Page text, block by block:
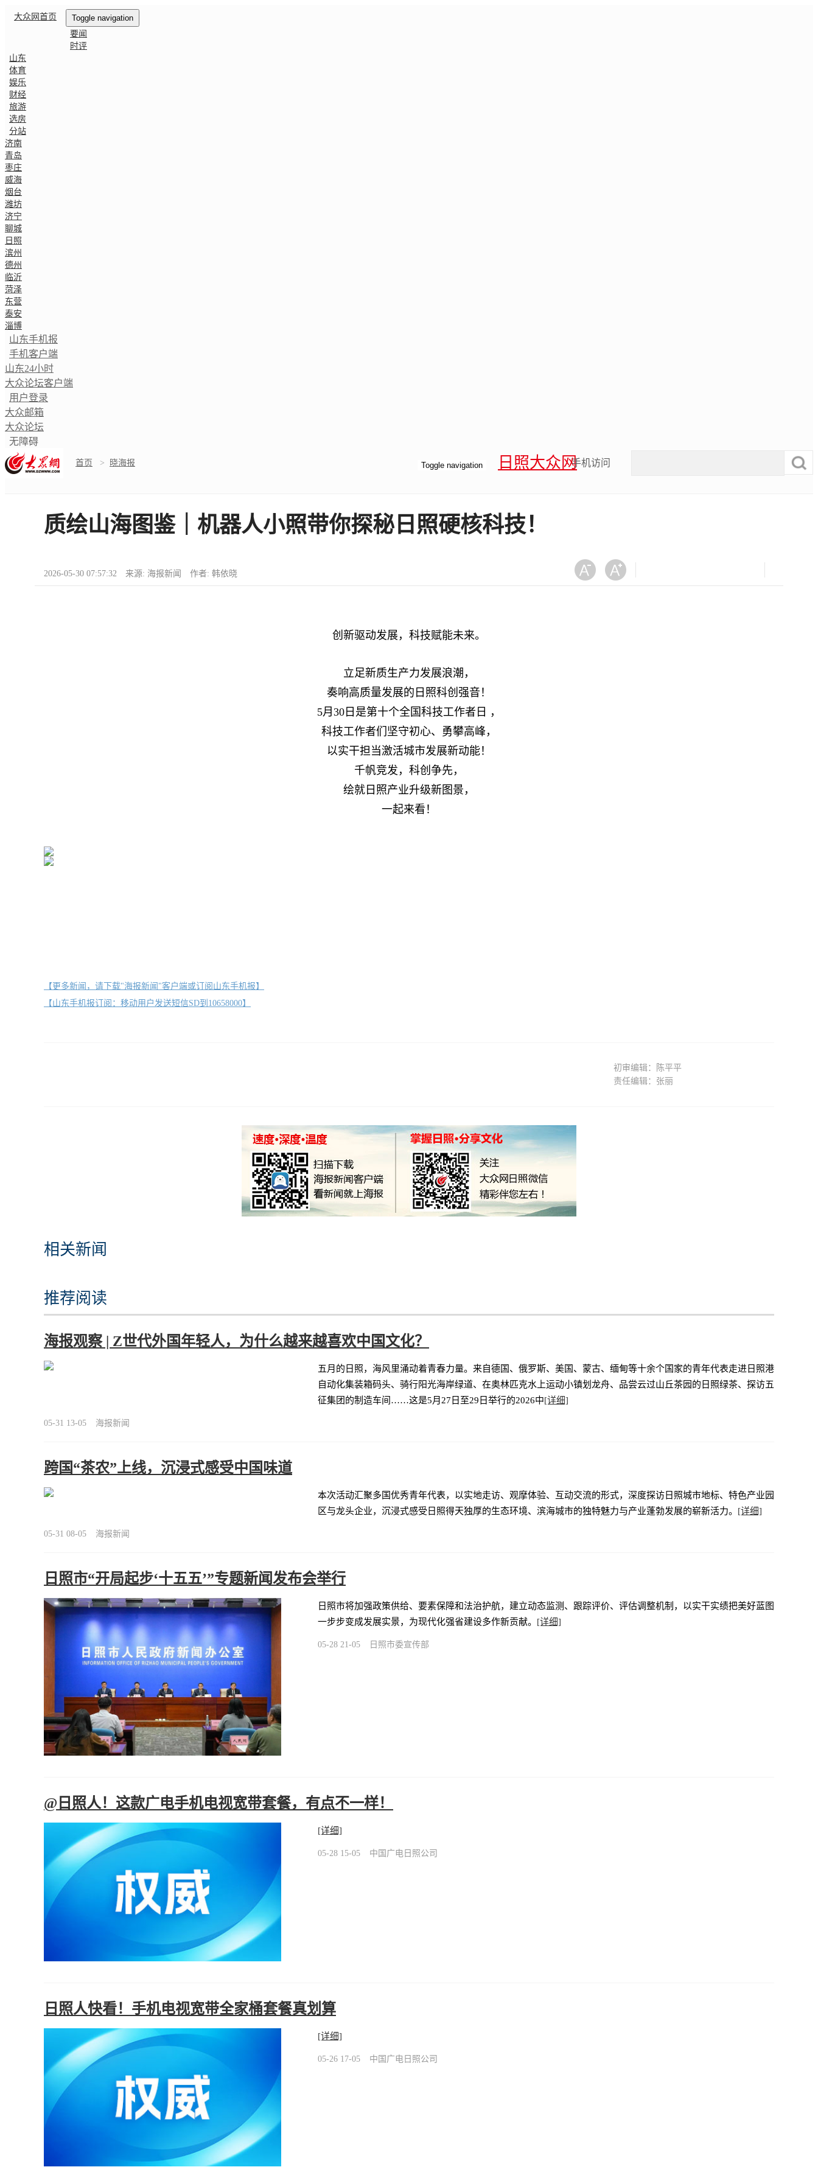
Toggle navigation
大众网首页
要闻
时评
山东
体育
娱乐
财经
旅游
选房
分站
济南
青岛
枣庄
威海
烟台
潍坊
济宁
聊城
日照
滨州
德州
临沂
菏泽
东营
泰安
淄博
山东手机报
手机客户端
山东24小时
大众论坛客户端
用户登录
大众邮箱
大众论坛
无障碍
Toggle navigation 日照大众网
首页 > 晓海报 手机访问
质绘山海图鉴｜机器人小照带你探秘日照硬核科技！
2026-05-30 07:57:32 来源: 海报新闻 作者: 韩依晓
创新驱动发展，科技赋能未来。
立足新质生产力发展浪潮，
奏响高质量发展的日照科创强音！
5月30日是第十个全国科技工作者日 ，
科技工作者们坚守初心、勇攀高峰，
以实干担当激活城市发展新动能！
千帆竞发，科创争先，
绘就日照产业升级新图景，
一起来看！
【更多新闻，请下载"海报新闻"客户端或订阅山东手机报】
【山东手机报订阅：移动用户发送短信SD到10658000】
初审编辑：陈平平
责任编辑：张丽
相关新闻
推荐阅读
海报观察 | Z世代外国年轻人，为什么越来越喜欢中国文化？
五月的日照，海风里涌动着青春力量。来自德国、俄罗斯、美国、蒙古、缅甸等十余个国家的青年代表走进日照港
自动化集装箱码头、骑行阳光海岸绿道、在奥林匹克水上运动小镇划龙舟、品尝云过山丘茶园的日照绿茶、探访五
征集团的制造车间……这是5月27日至29日举行的2026中[详细]
05-31 13-05 海报新闻
跨国“茶农”上线，沉浸式感受中国味道
本次活动汇聚多国优秀青年代表，以实地走访、观摩体验、互动交流的形式，深度探访日照城市地标、特色产业园
区与龙头企业，沉浸式感受日照得天独厚的生态环境、滨海城市的独特魅力与产业蓬勃发展的崭新活力。 [详细]
05-31 08-05 海报新闻
日照市“开局起步‘十五五’”专题新闻发布会举行
日照市将加强政策供给、要素保障和法治护航，建立动态监测、跟踪评价、评估调整机制，以实干实绩把美好蓝图
一步步变成发展实景，为现代化强省建设多作新贡献。 [详细]
05-28 21-05 日照市委宣传部
@日照人！这款广电手机电视宽带套餐，有点不一样！
[详细]
05-28 15-05 中国广电日照公司
日照人快看！手机电视宽带全家桶套餐真划算
[详细]
05-26 17-05 中国广电日照公司